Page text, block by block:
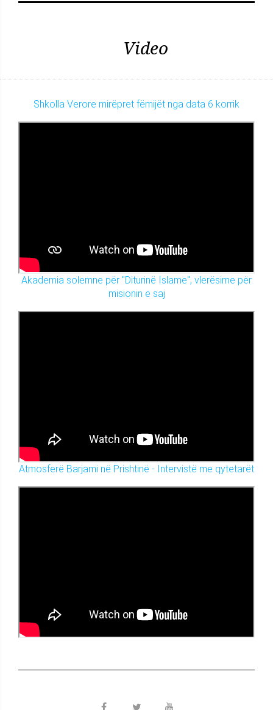
Video
Shkolla Verore mirëpret fëmijët nga data 6 korrik
Akademia solemne për "Diturinë Islame", vlerësime për
misionin e saj
Atmosferë Barjami në Prishtinë - Intervistë me qytetarët